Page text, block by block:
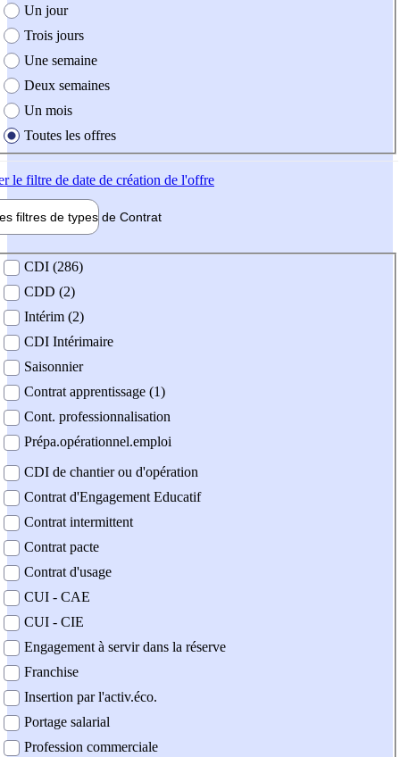
création de l'offre
Un jour
Trois jours
Une semaine
Deux semaines
Un mois
Toutes les offres
le filtre de date de création de l'offre
filtres de types de Contrat
contrat
CDI (286)
CDD (2)
Intérim (2)
CDI Intérimaire
Saisonnier
Contrat apprentissage (1)
Cont. professionnalisation
Prépa.opérationnel.emploi
CDI de chantier ou d'opération
Contrat d'Engagement Educatif
Contrat intermittent
Contrat pacte
Contrat d'usage
CUI - CAE
CUI - CIE
Engagement à servir dans la réserve
Franchise
Insertion par l'activ.éco.
Portage salarial
Profession commerciale